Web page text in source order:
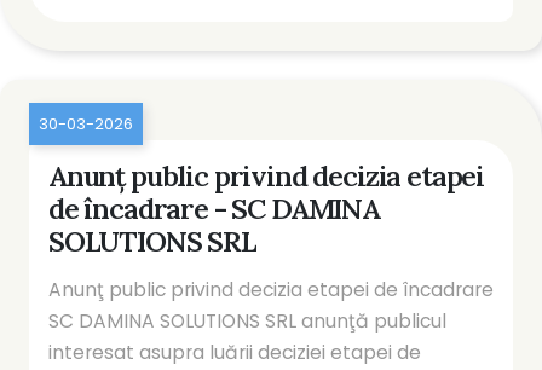
30-03-2026
Anunţ public privind decizia etapei
de încadrare - SC DAMINA
SOLUTIONS SRL
Anunţ public privind decizia etapei de încadrare
SC DAMINA SOLUTIONS SRL anunţă publicul
interesat asupra luării deciziei etapei de